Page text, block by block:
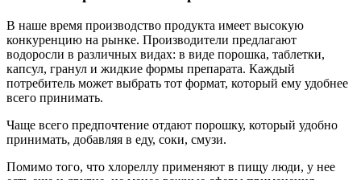
В наше время производство продукта имеет высокую
конкуренцию на рынке. Производители предлагают
водоросли в различных видах: в виде порошка, таблетки,
капсул, гранул и жидкие формы препарата. Каждый
потребитель может выбрать тот формат, который ему удобнее
всего принимать.
Чаще всего предпочтение отдают порошку, который удобно
принимать, добавляя в еду, соки, смузи.
Помимо того, что хлореллу применяют в пищу люди, у нее